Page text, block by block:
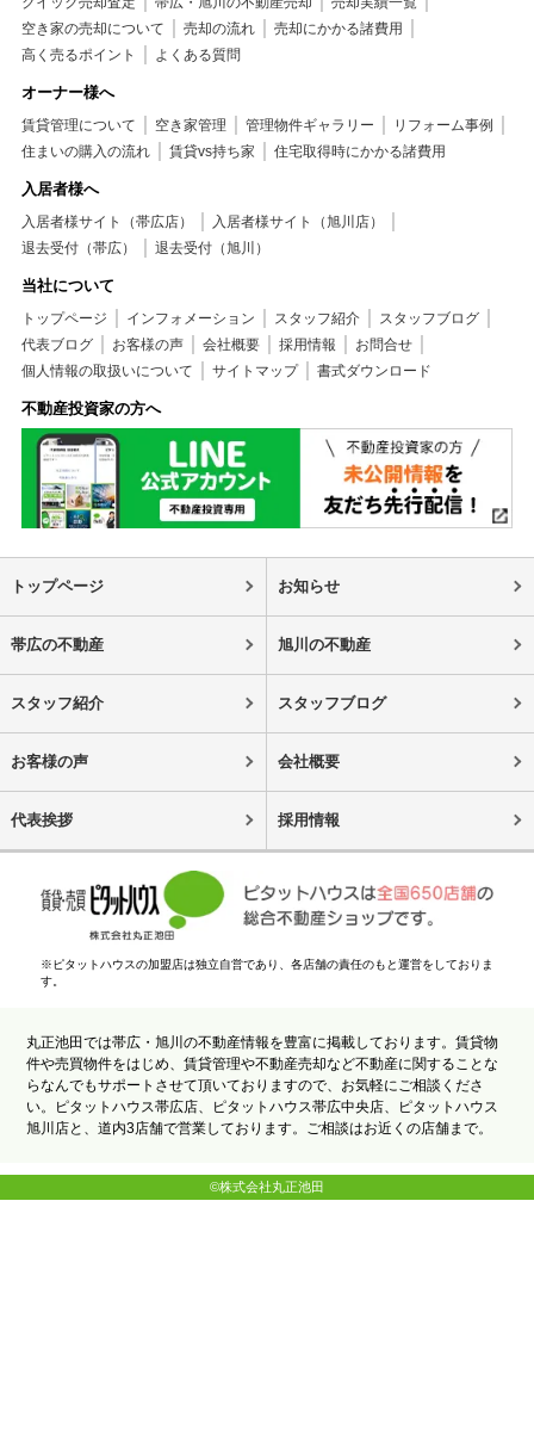
空き家の売却について
売却の流れ
売却にかかる諸費用
高く売るポイント
よくある質問
オーナー様へ
賃貸管理について 空き家管理 管理物件ギャラリー
リフォーム事例
住まいの購入の流れ
賃貸vs持ち家 住宅取得時にかかる諸費用
入居者様へ
入居者様サイト（帯広店）
入居者様サイト（旭川店）
退去受付（帯広）
退去受付（旭川）
当社について
トップページ インフォメーション スタッフ紹介
スタッフブログ
代表ブログ
お客様の声 会社概要 採用情報
お問合せ
個人情報の取扱いについて
サイトマップ 書式ダウンロード
不動産投資家の方へ
トップページ お知らせ
帯広の不動産 旭川の不動産
スタッフ紹介 スタッフブログ
お客様の声 会社概要
代表挨拶 採用情報
※ピタットハウスの加盟店は独立自営であり、各店舗の責任のもと運営をしておりま
す。
丸正池田では帯広・旭川の不動産情報を豊富に掲載しております。賃貸物
件や売買物件をはじめ、賃貸管理や不動産売却など不動産に関することな
らなんでもサポートさせて頂いておりますので、お気軽にご相談くださ
い。ピタットハウス帯広店、ピタットハウス帯広中央店、ピタットハウス
旭川店と、道内3店舗で営業しております。ご相談はお近くの店舗まで。
©株式会社丸正池田